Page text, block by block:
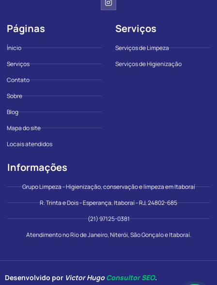
Páginas
Ínicio
Serviços
Contato
Sobre
Blog
Mapa do site
Locais atendidos
Serviços
Serviços de Limpeza
Serviços de Higienização
Informações
Grupo Limpeza - Higienização, conservação e limpeza em Itaboraí
R. Trinta e Dois - Esperança, Itaboraí - RJ, 24802-685
(21) 97125-0381
Atendimento no Rio de Janeiro, Niterói, São Gonçalo e Itaboraí.
Desenvolvido por Victor HugoConsultor SEO.